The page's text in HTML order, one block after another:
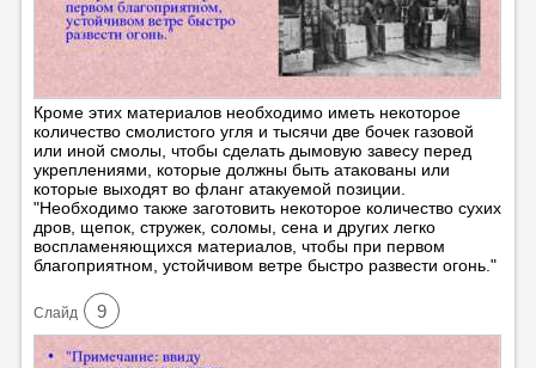
Кроме этих материалов необходимо иметь некоторое
количество смолистого угля и тысячи две бочек газовой
или иной смолы, чтобы сделать дымовую завесу перед
укреплениями, которые должны быть атакованы или
которые выходят во фланг атакуемой позиции.
"Необходимо также заготовить некоторое количество сухих
дров, щепок, стружек, соломы, сена и других легко
воспламеняющихся материалов, чтобы при первом
благоприятном, устойчивом ветре быстро развести огонь."
Cлайд 9